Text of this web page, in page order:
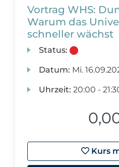
Vortrag WHS:
Warum das
schneller wächst
Status:
Datum: Mi.
Uhrzeit: 20:00 -
Kurs